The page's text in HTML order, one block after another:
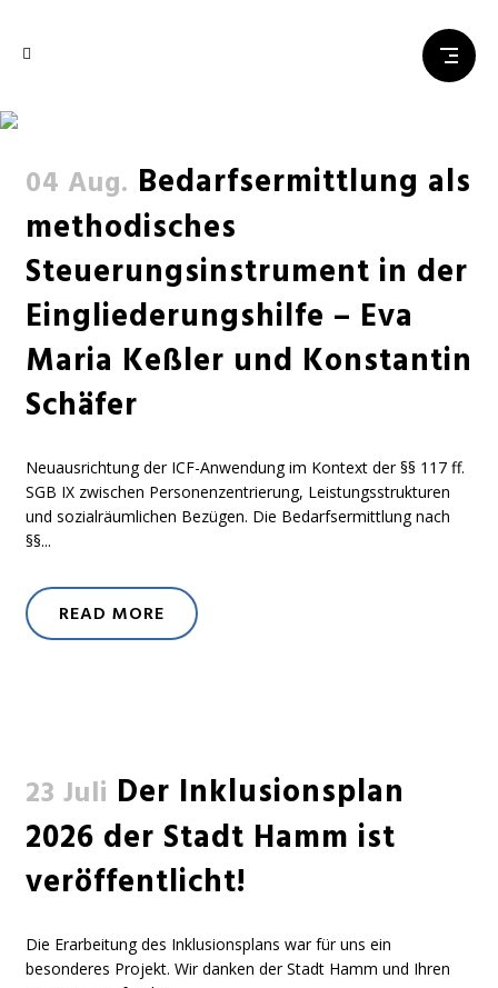
04 Aug. Bedarfsermittlung als
methodisches
Steuerungsinstrument in der
Eingliederungshilfe – Eva
Maria Keßler und Konstantin
Schäfer
Neuausrichtung der ICF-Anwendung im Kontext der §§ 117 ff.
SGB IX zwischen Perso­nenzentrierung, Leistungsstrukturen
und sozialräumlichen Bezügen. Die Bedarfsermittlung nach
§§...
READ MORE
23 Juli Der Inklusionsplan
2026 der Stadt Hamm ist
veröffentlicht!
Die Erarbeitung des Inklusionsplans war für uns ein
besonderes Projekt. Wir danken der Stadt Hamm und Ihren